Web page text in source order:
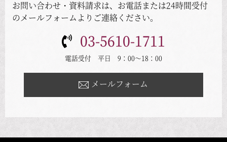
お問い合わせ・資料請求は、お電話または24時間受付
のメールフォームよりご連絡ください。
03-5610-1711
電話受付 平日 9：00～18：00
メールフォーム